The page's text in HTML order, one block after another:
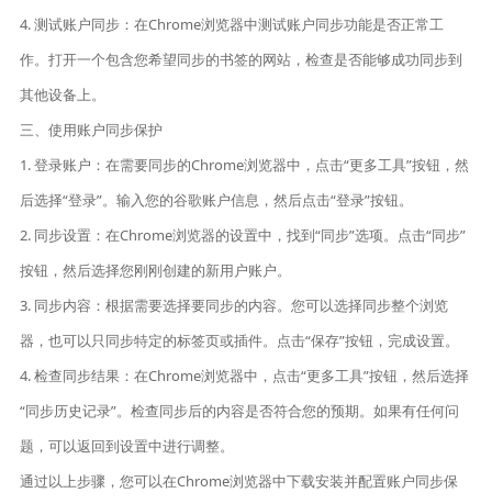
4. 测试账户同步：在Chrome浏览器中测试账户同步功能是否正常工
作。打开一个包含您希望同步的书签的网站，检查是否能够成功同步到
其他设备上。
三、使用账户同步保护
1. 登录账户：在需要同步的Chrome浏览器中，点击“更多工具”按钮，然
后选择“登录”。输入您的谷歌账户信息，然后点击“登录”按钮。
2. 同步设置：在Chrome浏览器的设置中，找到“同步”选项。点击“同步”
按钮，然后选择您刚刚创建的新用户账户。
3. 同步内容：根据需要选择要同步的内容。您可以选择同步整个浏览
器，也可以只同步特定的标签页或插件。点击“保存”按钮，完成设置。
4. 检查同步结果：在Chrome浏览器中，点击“更多工具”按钮，然后选择
“同步历史记录”。检查同步后的内容是否符合您的预期。如果有任何问
题，可以返回到设置中进行调整。
通过以上步骤，您可以在Chrome浏览器中下载安装并配置账户同步保